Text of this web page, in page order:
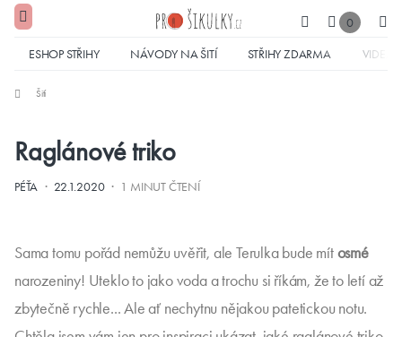
0
ESHOP STŘIHY NÁVODY NA ŠITÍ STŘIHY ZDARMA VIDEA
Šití
Raglánové triko
PÉŤA · 22.1.2020· 1 MINUT ČTENÍ
Sama tomu pořád nemůžu uvěřit, ale Terulka bude mítosmé
narozeniny! Uteklo to jako voda a trochu si říkám, že to letí až
zbytečně rychle... Ale ať nechytnu nějakou patetickou notu.